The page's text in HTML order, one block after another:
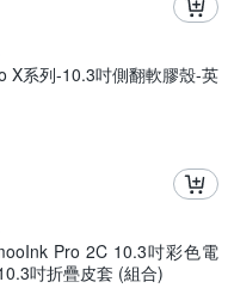
X系列-10.3吋側翻軟膠殼-英
Pro 2C 10.3吋彩色電
吋折疊皮套 (組合)